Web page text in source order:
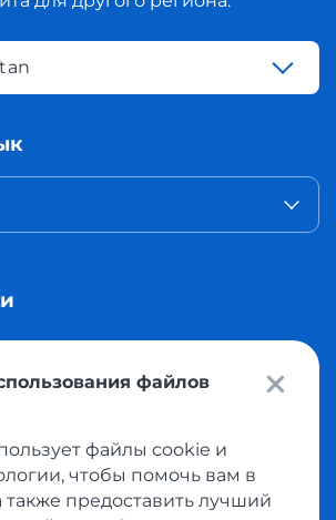
доставка покупок с интернет
в Казахстан. Все права защищены
файлов
файлы cookie и
чтобы помочь вам в
также предоставить лучший